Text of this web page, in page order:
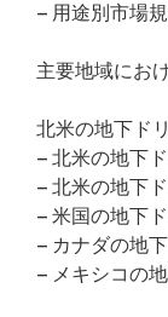
– 用途別市場
主要地域にお
北米の地下ド
– 北米の地下
– 北米の地下
– 米国の地下
– カナダの地
– メキシコの